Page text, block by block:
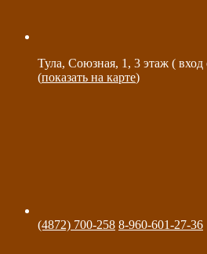
Тула, Союзная, 1, 3 этаж (
(показать на карте)
(4872) 700-258 8-960-601-27-36